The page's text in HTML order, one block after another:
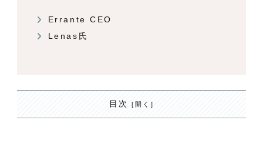
Errante CEO
Lenas氏
目次